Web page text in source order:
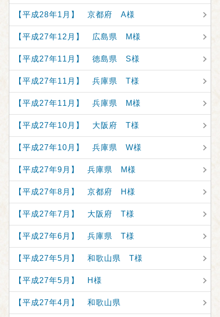
【平成28年1月】 京都府 A様
【平成27年12月】 広島県 M様
【平成27年11月】 徳島県 S様
【平成27年11月】 兵庫県 T様
【平成27年11月】 兵庫県 M様
【平成27年10月】 大阪府 T様
【平成27年10月】 兵庫県 W様
【平成27年9月】 兵庫県 M様
【平成27年8月】 京都府 H様
【平成27年7月】 大阪府 T様
【平成27年6月】 兵庫県 T様
【平成27年5月】 和歌山県 T様
【平成27年5月】 H様
【平成27年4月】 和歌山県